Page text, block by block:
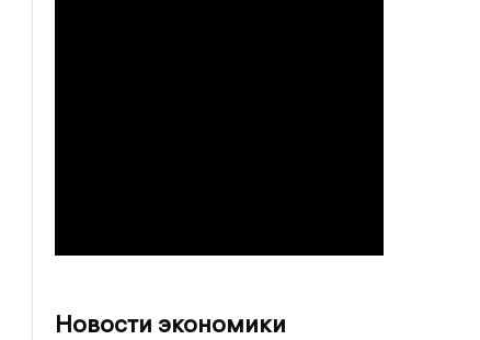
Новости экономики